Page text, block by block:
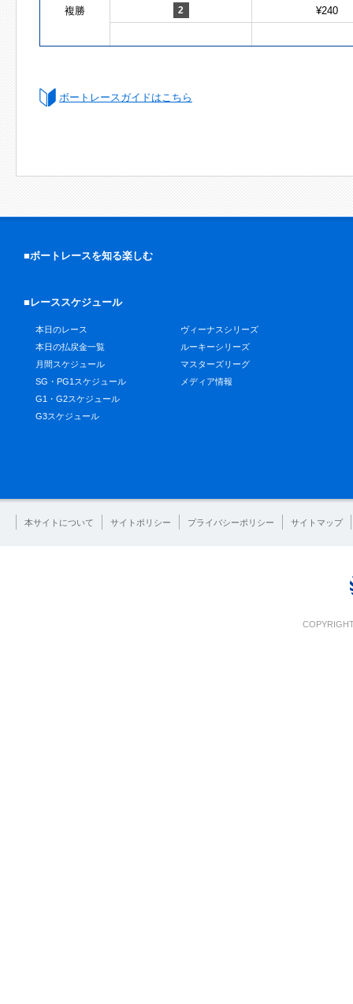
複勝 2 ¥240
ボートレースガイドはこちら
■ボートレースを知る楽しむ
■レーススケジュール
本日のレース
本日の払戻金一覧
月間スケジュール
SG・PG1スケジュール
G1・G2スケジュール
G3スケジュール
ヴィーナスシリーズ
ルーキーシリーズ
マスターズリーグ
メディア情報
本サイトについて サイトポリシー プライバシーポリシー サイトマップ